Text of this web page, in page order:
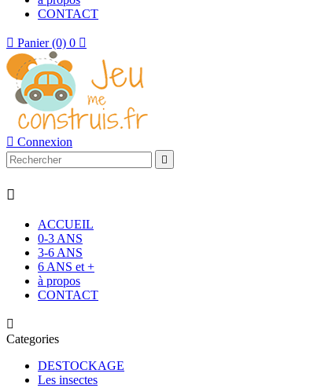
CONTACT
 Panier (0) 0 
 Connexion


ACCUEIL
0-3 ANS
3-6 ANS
6 ANS et +
à propos
CONTACT

Categories
DESTOCKAGE
Les insectes